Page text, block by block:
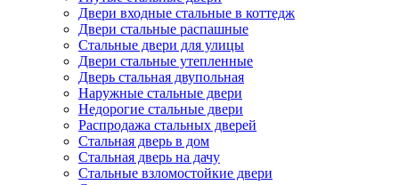
Двери входные стальные в коттедж
Двери стальные распашные
Стальные двери для улицы
Двери стальные утепленные
Дверь стальная двупольная
Наружные стальные двери
Недорогие стальные двери
Распродажа стальных дверей
Стальная дверь в дом
Стальная дверь на дачу
Стальные взломостойкие двери